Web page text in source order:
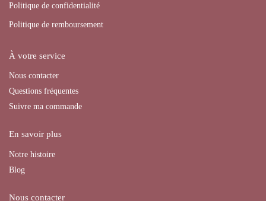
Politique de confidentialité
Politique de remboursement
À votre service
Nous contacter
Questions fréquentes
Suivre ma commande
En savoir plus
Notre histoire
Blog
Nous contacter